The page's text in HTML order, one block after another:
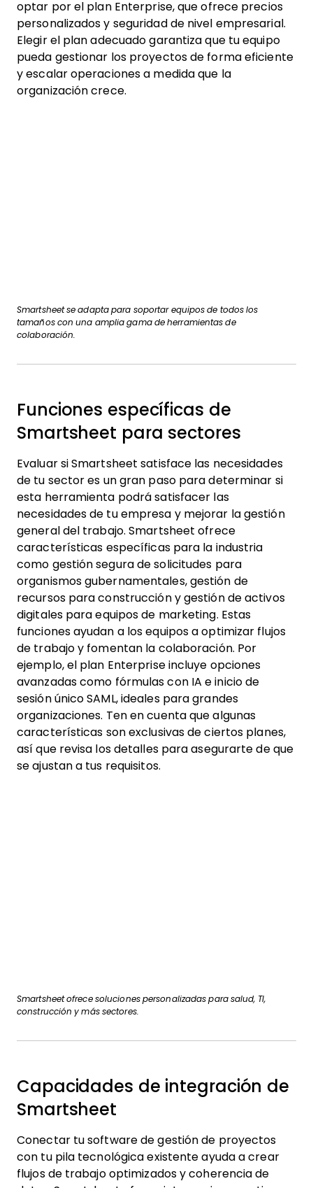
optar por el plan Enterprise, que ofrece precios
personalizados y seguridad de nivel empresarial.
Elegir el plan adecuado garantiza que tu equipo
pueda gestionar los proyectos de forma eficiente
y escalar operaciones a medida que la
organización crece.
Smartsheet se adapta para soportar equipos de todos los
tamaños con una amplia gama de herramientas de
colaboración.
Funciones específicas de
Smartsheet para sectores
Evaluar si Smartsheet satisface las necesidades
de tu sector es un gran paso para determinar si
esta herramienta podrá satisfacer las
necesidades de tu empresa y mejorar la gestión
general del trabajo. Smartsheet ofrece
características específicas para la industria
como gestión segura de solicitudes para
organismos gubernamentales, gestión de
recursos para construcción y gestión de activos
digitales para equipos de marketing. Estas
funciones ayudan a los equipos a optimizar flujos
de trabajo y fomentan la colaboración. Por
ejemplo, el plan Enterprise incluye opciones
avanzadas como fórmulas con IA e inicio de
sesión único SAML, ideales para grandes
organizaciones. Ten en cuenta que algunas
características son exclusivas de ciertos planes,
así que revisa los detalles para asegurarte de que
se ajustan a tus requisitos.
Smartsheet ofrece soluciones personalizadas para salud, TI,
construcción y más sectores.
Capacidades de integración de
Smartsheet
Conectar tu software de gestión de proyectos
con tu pila tecnológica existente ayuda a crear
flujos de trabajo optimizados y coherencia de